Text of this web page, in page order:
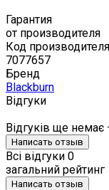
Гарантия
от производителя
Код производителя
7077657
Бренд
Blackburn
Відгуки
Відгуків ще
Написать отзыв
Всі відгуки 0
загальний рейтинг
Написать отзыв